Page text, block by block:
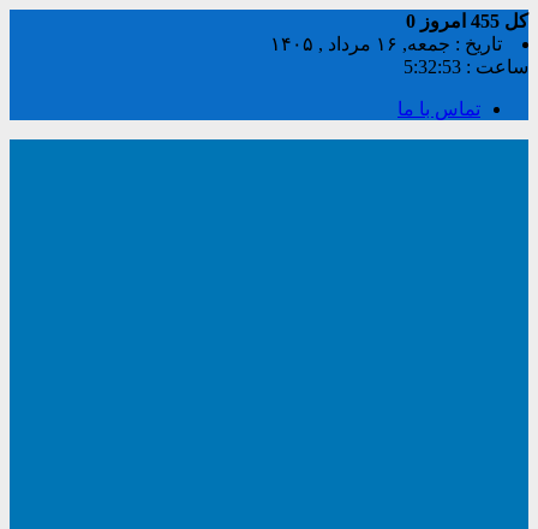
کل امروز 0
تاریخ : جمعه, ۱۶ مرداد , ۱۴۰۵
ساعت : 5:32:54
تماس با ما